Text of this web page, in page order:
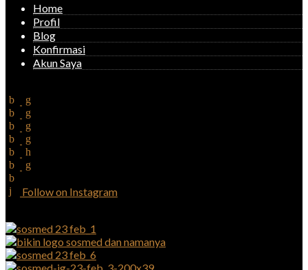
Home
Profil
Blog
Konfirmasi
Akun Saya
Follow on Instagram